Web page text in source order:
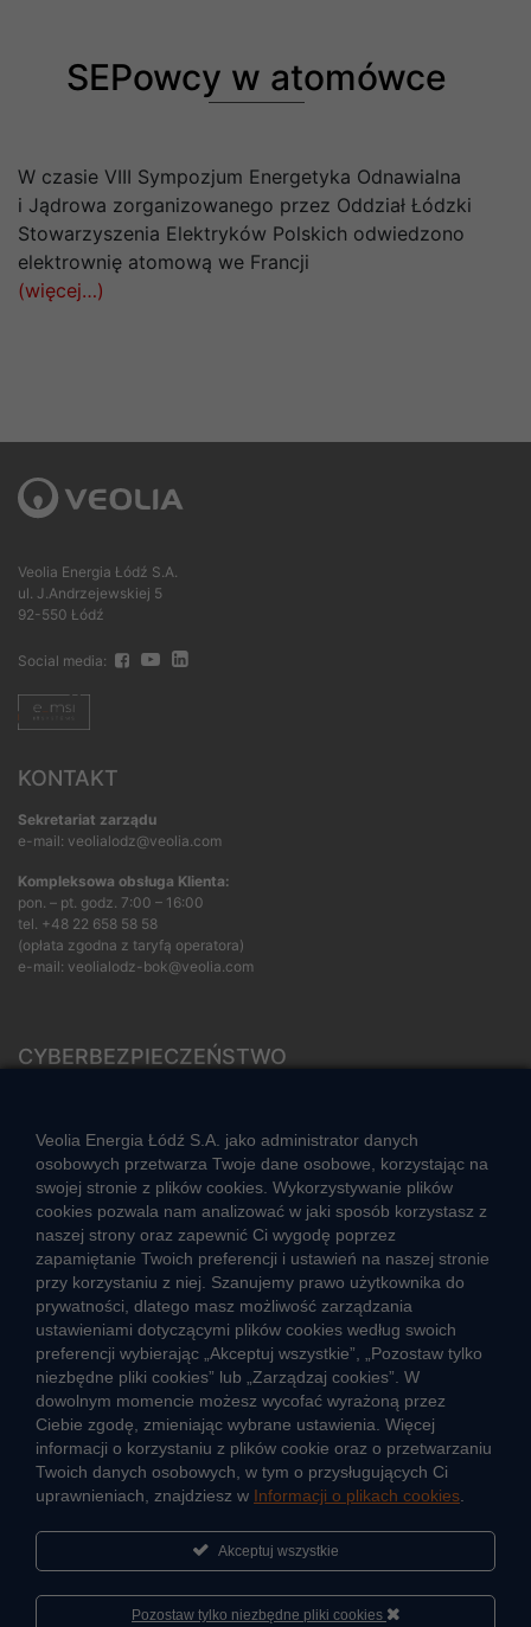
SEPowcy w atomówce
W czasie VIII Sympozjum Energetyka Odnawialna
i Jądrowa zorganizowanego przez Oddział Łódzki
Stowarzyszenia Elektryków Polskich odwiedzono
elektrownię atomową we Francji
(więcej…)
Veolia Energia Łódź S.A.
ul. J.Andrzejewskiej 5
92-550 Łódź
Social media:
KONTAKT
Sekretariat zarządu
e-mail: veolialodz@veolia.com
Kompleksowa obsługa Klienta:
pon. – pt. godz. 7:00 – 16:00
tel. +48 22 658 58 58
(opłata zgodna z taryfą operatora)
e-mail: veolialodz-bok@veolia.com
CYBERBEZPIECZEŃSTWO
CIEPŁO SYSTEMOWE
Zalety ciepła systemowego
Ciepło przez cały rok
Usługi okołociepłownicze
Informacje ciepła systemowego
JAK POWSTAJE CIEPŁO
ŹRÓDŁA CIEPŁA
Mapa sieci ciepłowniczej
KIERUNKI ROZWOJU SIECI CIEPŁOWNICZEJ
CO TO JEST KOGENERACJA
Veolia Energia Łódź S.A. jako administrator danych
osobowych przetwarza Twoje dane osobowe, korzystając na
swojej stronie z plików cookies. Wykorzystywanie plików
cookies pozwala nam analizować w jaki sposób korzystasz z
naszej strony oraz zapewnić Ci wygodę poprzez
zapamiętanie Twoich preferencji i ustawień na naszej stronie
przy korzystaniu z niej. Szanujemy prawo użytkownika do
prywatności, dlatego masz możliwość zarządzania
ustawieniami dotyczącymi plików cookies według swoich
preferencji wybierając „Akceptuj wszystkie”, „Pozostaw tylko
niezbędne pliki cookies” lub „Zarządzaj cookies”. W
dowolnym momencie możesz wycofać wyrażoną przez
Ciebie zgodę, zmieniając wybrane ustawienia. Więcej
informacji o korzystaniu z plików cookie oraz o przetwarzaniu
Twoich danych osobowych, w tym o przysługujących Ci
uprawnieniach, znajdziesz w Informacji o plikach cookies
Akceptuj wszystkie
Pozostaw tylko niezbędne pliki cookies